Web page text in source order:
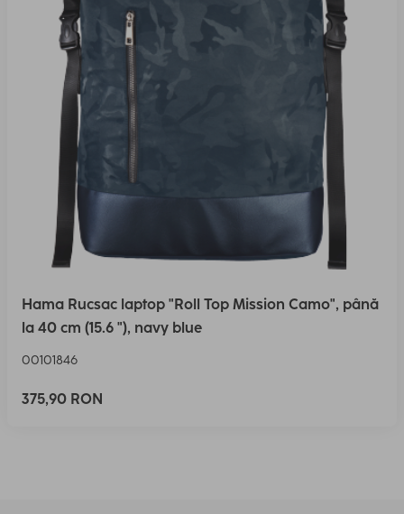
Hama Rucsac laptop "Roll Top Mission Camo", până
la 40 cm (15.6 "), navy blue
00101846
375,90 RON